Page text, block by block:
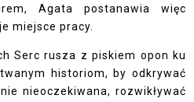
Agata postanawia więc
miejsce pracy.
Serc rusza z piskiem opon ku
historiom, by odkrywać
nieoczekiwana, rozwikływać